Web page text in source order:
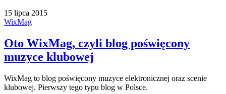
15 lipca 2015
WixMag
Oto WixMag, czyli blog poświęcony
muzyce klubowej
WixMag to blog poświęcony muzyce elektronicznej oraz scenie
klubowej. Pierwszy tego typu blog w Polsce.